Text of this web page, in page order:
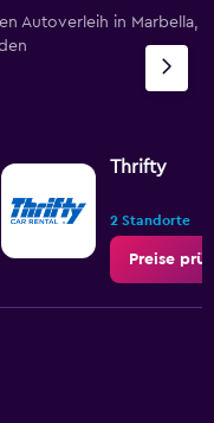
Autoverleih in Marbella,
Thrifty
2 Standorte
Preise